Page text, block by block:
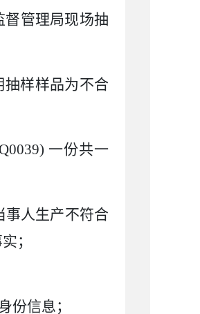
管理局现场抽
抽样样品为不合
一份共一
事人生产不符合
额的事实；
份信息；